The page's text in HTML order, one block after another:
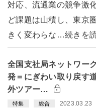
対応、流通業の競争激
ど課題は山積し、東京
きく変わらな…続きを
全国支社局ネットワー
発＝にぎわい取り戻す
外ツアー…
特集 総合 2023.03.23